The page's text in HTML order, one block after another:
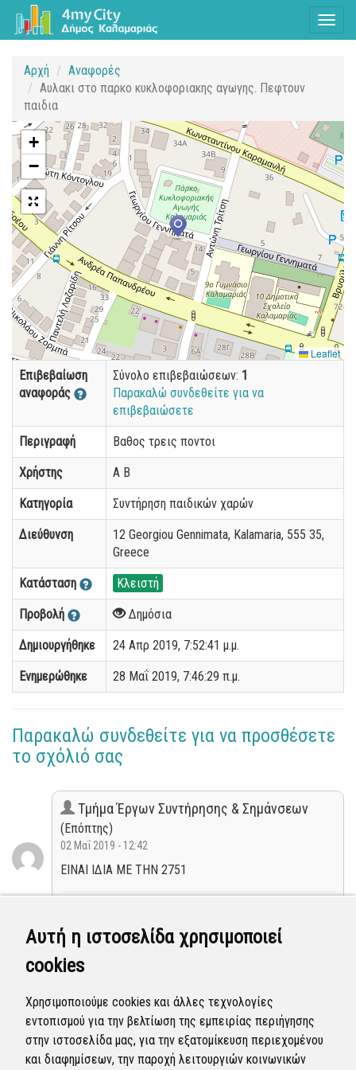
Αυτή η ιστοσελίδα χρησιμοποιεί
cookies
Χρησιμοποιούμε cookies και άλλες τεχνολογίες
εντοπισμού για την βελτίωση της εμπειρίας περιήγησης
στην ιστοσελίδα μας, για την εξατομίκευση περιεχομένου
και διαφημίσεων, την παροχή λειτουργιών κοινωνικών
Αρχή
Αναφορές
Αυλακι στο παρκο κυκλοφοριακης αγωγης. Πεφτουν
παιδια
+
−
Leaflet
Επιβεβαίωση
αναφοράς
Σύνολο επιβεβαιώσεων: 1
Παρακαλώ συνδεθείτε για να
επιβεβαιώσετε
Περιγραφή Βαθος τρεις ποντοι
Χρήστης Α Β
Κατηγορία Συντήρηση παιδικών χαρών
Διεύθυνση
12 Georgiou Gennimata, Kalamaria, 555 35,
Greece
Κατάσταση Κλειστή
Προβολή Δημόσια
Δημιουργήθηκε 24 Απρ 2019, 7:52:41 μ.μ.
Ενημερώθηκε 28 Μαΐ 2019, 7:46:29 π.μ.
Παρακαλώ συνδεθείτε για να προσθέσετε
το σχόλιό σας
Τμήμα Έργων Συντήρησης & Σημάνσεων
(Επόπτης)
02 Μαΐ 2019 - 12:42
ΕΙΝΑΙ ΙΔΙΑ ΜΕ ΤΗΝ 2751
(Επόπτης)
02 Μαΐ 2019 - 12:38
Η αναφορά εξετάσθηκε, εμπίπτει στην αρμοδιότητα
του Δήμου και εμφανίζεται πλέον δημόσια.